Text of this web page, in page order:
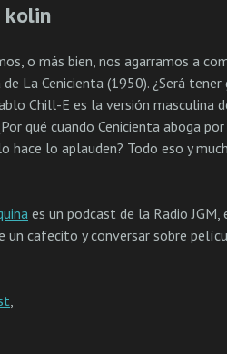
kolin
o más bien, nos agarramos a
La Cenicienta (1950). ¿Será tener
Chill-E es la versión masculina
qué cuando Cenicienta aboga
hace lo aplauden? Todo eso y
es un podcast de la Radio JGM,
un cafecito y conversar sobre
,